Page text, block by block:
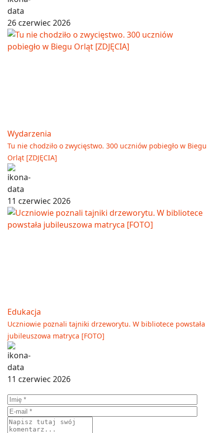
26 czerwiec 2026
Wydarzenia
Tu nie chodziło o zwycięstwo. 300 uczniów pobiegło w Biegu
Orląt [ZDJĘCIA]
11 czerwiec 2026
Edukacja
Uczniowie poznali tajniki drzeworytu. W bibliotece powstała
jubileuszowa matryca [FOTO]
11 czerwiec 2026